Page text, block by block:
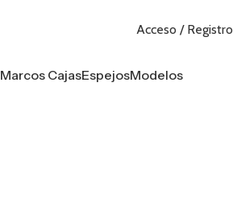
Acceso / Registro
Marcos CajasEspejosModelos